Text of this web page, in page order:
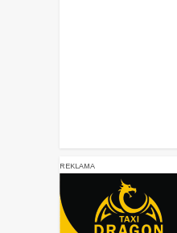
REKLAMA